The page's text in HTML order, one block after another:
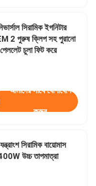
সিরামিক ইগনিটার
2 পুরুষ ক্লিপ সহ পুরানো
চুলা ফিট করে
আমাদের সাথে যোগাযোগ
করুন
সিরামিক বায়োমাস
উচ্চ তাপমাত্রা